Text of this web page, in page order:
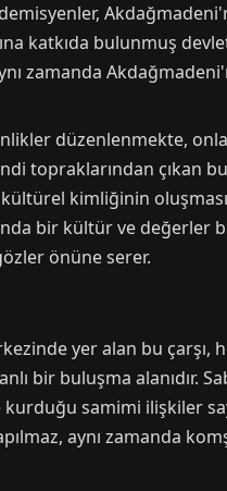
katkıda bulunmuş
zamanda
düzenlenmekte,
topraklarından çıkan
kültürel kimliğinin
bir kültür ve değerler
önüne serer.
yer alan bu çarşı,
bir buluşma alanıdır.
kurduğu samimi ilişkiler
aynı zamanda